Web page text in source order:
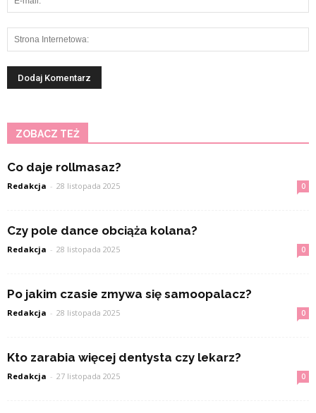
ZOBACZ TEŻ
Co daje rollmasaz?
Redakcja - 28 listopada 2025 0
Czy pole dance obciąża kolana?
Redakcja - 28 listopada 2025 0
Po jakim czasie zmywa się samoopalacz?
Redakcja - 28 listopada 2025 0
Kto zarabia więcej dentysta czy lekarz?
Redakcja - 27 listopada 2025 0